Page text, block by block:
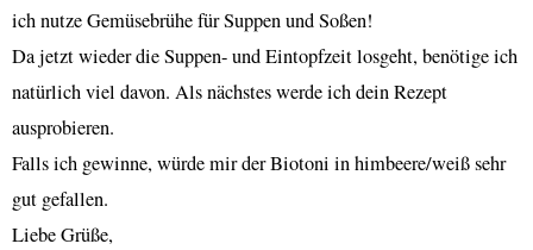
ich nutze Gemüsebrühe für Suppen und Soßen!
Da jetzt wieder die Suppen- und Eintopfzeit losgeht, benötige ich
natürlich viel davon. Als nächstes werde ich dein Rezept
ausprobieren.
Falls ich gewinne, würde mir der Biotoni in himbeere/weiß sehr
gut gefallen.
Liebe Grüße,